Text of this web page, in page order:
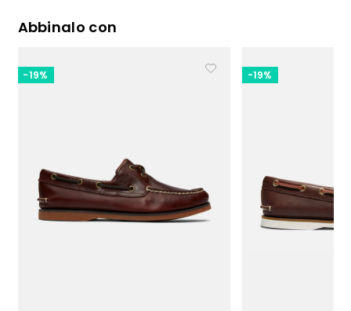
Abbinalo con
-19% -19%